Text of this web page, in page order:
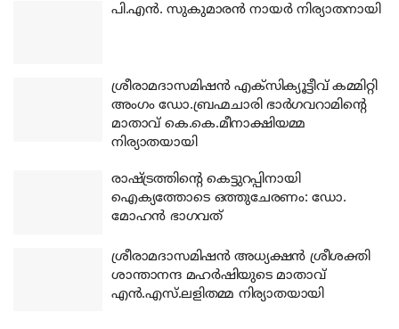
പി.എന്‍. സുകുമാരന്‍ നായര്‍ നിര്യാതനായി
ശ്രീരാമദാസമിഷന്‍ എക്‌സിക്യൂട്ടീവ് കമ്മിറ്റി
അംഗം ഡോ.ബ്രഹ്മചാരി ഭാര്‍ഗവറാമിന്റെ
മാതാവ് കെ.കെ.മീനാക്ഷിയമ്മ
നിര്യാതയായി
രാഷ്ട്രത്തിന്റെ കെട്ടുറപ്പിനായി
ഐക്യത്തോടെ ഒത്തുചേരണം: ഡോ.
മോഹന്‍ ഭാഗവത്
ശ്രീരാമദാസമിഷന്‍ അധ്യക്ഷന്‍ ശ്രീശക്തി
ശാന്താനന്ദ മഹര്‍ഷിയുടെ മാതാവ്
എന്‍.എസ്.ലളിതമ്മ നിര്യാതയായി